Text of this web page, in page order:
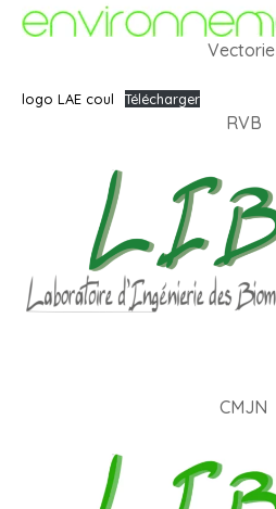
Vectoriel
logo LAE coul Télécharger
RVB
CMJN